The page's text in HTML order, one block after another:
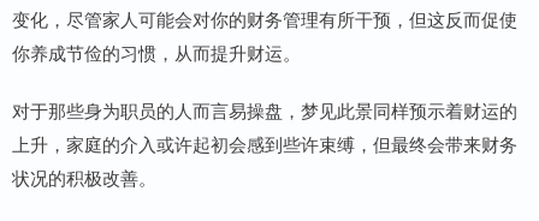
变化，尽管家人可能会对你的财务管理有所干预，但这反而促使
你养成节俭的习惯，从而提升财运。
对于那些身为职员的人而言易操盘，梦见此景同样预示着财运的
上升，家庭的介入或许起初会感到些许束缚，但最终会带来财务
状况的积极改善。